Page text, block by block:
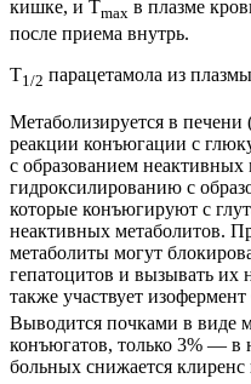
кишке, и Tmax в плазме
после приема внутрь.
T1/2 парацетамола из
Метаболизируется в печени
реакции конъюгации с
с образованием неактивных
гидроксилированию с
которые конъюгируют с
неактивных метаболитов.
метаболиты могут
гепатоцитов и вызывать их
также участвует
Выводится почками в виде
конъюгатов, только 3% —
больных снижается клиренс